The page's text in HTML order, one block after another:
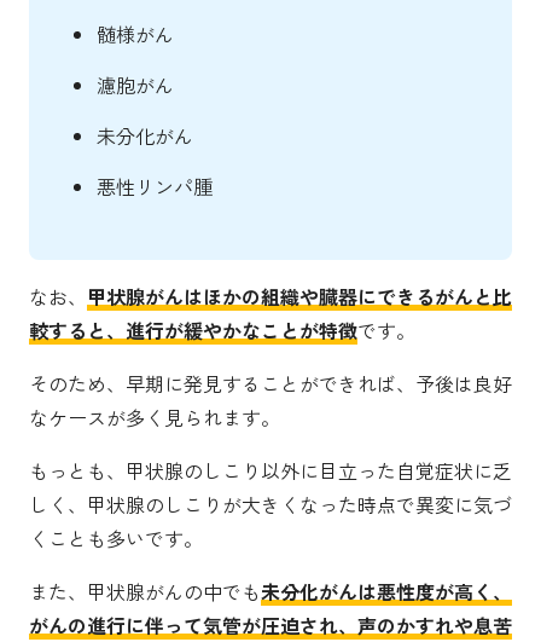
髄様がん
濾胞がん
未分化がん
悪性リンパ腫
なお、 甲状腺がんはほかの組織や臓器にできるがんと比
較すると、進行が緩やかなことが特徴です。
そのため、早期に発見することができれば、予後は良好
なケースが多く見られます。
もっとも、甲状腺のしこり以外に目立った自覚症状に乏
しく、甲状腺のしこりが大きくなった時点で異変に気づ
くことも多いです。
また、甲状腺がんの中でも未分化がんは悪性度が高く、
がんの進行に伴って気管が圧迫され、声のかすれや息苦